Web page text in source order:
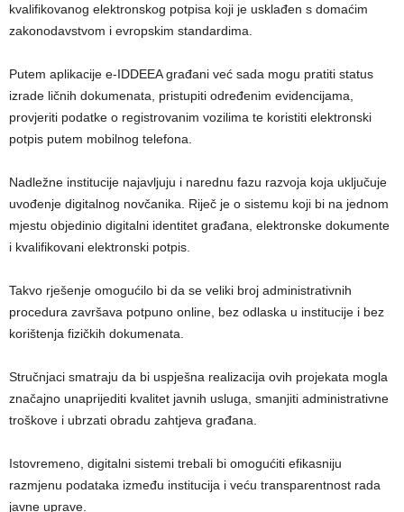
kvalifikovanog elektronskog potpisa koji je usklađen s domaćim
zakonodavstvom i evropskim standardima.
Putem aplikacije e-IDDEEA građani već sada mogu pratiti status
izrade ličnih dokumenata, pristupiti određenim evidencijama,
provjeriti podatke o registrovanim vozilima te koristiti elektronski
potpis putem mobilnog telefona.
Nadležne institucije najavljuju i narednu fazu razvoja koja uključuje
uvođenje digitalnog novčanika. Riječ je o sistemu koji bi na jednom
mjestu objedinio digitalni identitet građana, elektronske dokumente
i kvalifikovani elektronski potpis.
Takvo rješenje omogućilo bi da se veliki broj administrativnih
procedura završava potpuno online, bez odlaska u institucije i bez
korištenja fizičkih dokumenata.
Stručnjaci smatraju da bi uspješna realizacija ovih projekata mogla
značajno unaprijediti kvalitet javnih usluga, smanjiti administrativne
troškove i ubrzati obradu zahtjeva građana.
Istovremeno, digitalni sistemi trebali bi omogućiti efikasniju
razmjenu podataka između institucija i veću transparentnost rada
javne uprave.